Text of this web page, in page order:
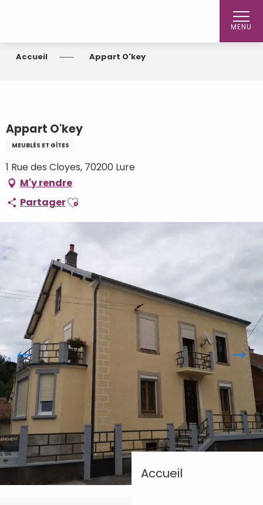
MENU
Accueil
Accueil Appart O'key
Appart O'key
MEUBLÉS ET GÎTES
1 Rue des Cloyes, 70200 Lure
M'y rendre
PartagerAjouter aux favoris